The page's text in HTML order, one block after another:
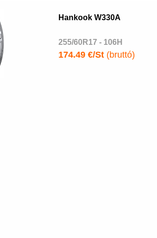
Hankook W330A
255/60R17 - 106H
174.49 €/St(bruttó)